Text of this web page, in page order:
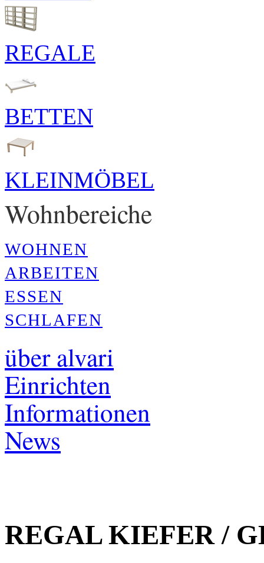
REGALE
BETTEN
KLEINMÖBEL
Wohnbereiche
WOHNEN
ARBEITEN
ESSEN
SCHLAFEN
über alvari
Einrichten
Informationen
News
REGAL KIEFER /